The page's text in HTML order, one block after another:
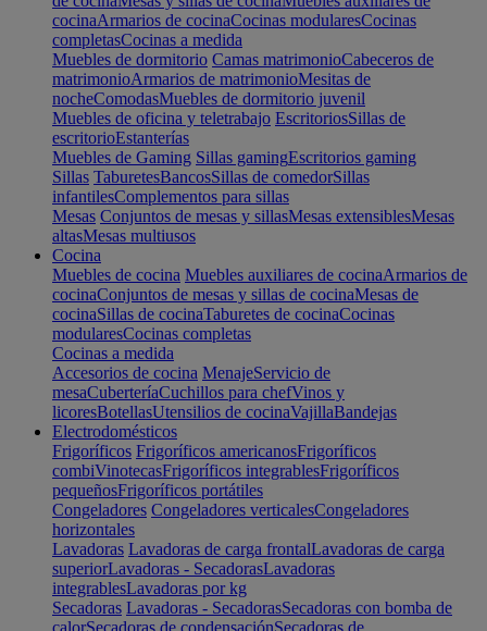
cocinaArmarios de cocinaCocinas modularesCocinas
completasCocinas a medida
Muebles de dormitorio Camas matrimonioCabeceros de
matrimonioArmarios de matrimonioMesitas de
nocheComodasMuebles de dormitorio juvenil
Muebles de oficina y teletrabajo EscritoriosSillas de
escritorioEstanterías
Muebles de Gaming Sillas gamingEscritorios gaming
Sillas TaburetesBancosSillas de comedorSillas
infantilesComplementos para sillas
Mesas Conjuntos de mesas y sillasMesas extensiblesMesas
altasMesas multiusos
Cocina
Muebles de cocina Muebles auxiliares de cocinaArmarios de
cocinaConjuntos de mesas y sillas de cocinaMesas de
cocinaSillas de cocinaTaburetes de cocinaCocinas
modularesCocinas completas
Cocinas a medida
Accesorios de cocina MenajeServicio de
mesaCuberteríaCuchillos para chefVinos y
licoresBotellasUtensilios de cocinaVajillaBandejas
Electrodomésticos
Frigoríficos Frigoríficos americanosFrigoríficos
combiVinotecasFrigoríficos integrablesFrigoríficos
pequeñosFrigoríficos portátiles
Congeladores Congeladores verticalesCongeladores
horizontales
Lavadoras Lavadoras de carga frontalLavadoras de carga
superiorLavadoras - SecadorasLavadoras
integrablesLavadoras por kg
Secadoras Lavadoras - SecadorasSecadoras con bomba de
calorSecadoras de condensaciónSecadoras de